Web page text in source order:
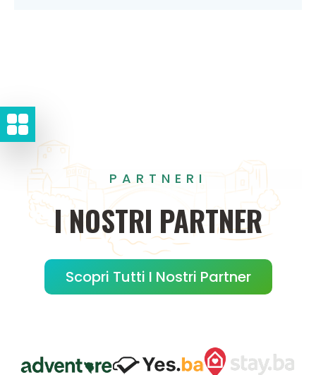
PARTNERI
INOSTRI PARTNER
Scopri Tutti I Nostri Partner